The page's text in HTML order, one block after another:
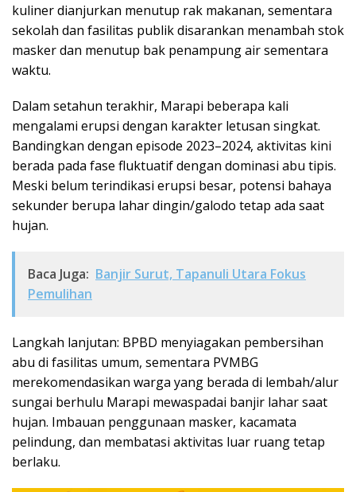
kuliner dianjurkan menutup rak makanan, sementara
sekolah dan fasilitas publik disarankan menambah stok
masker dan menutup bak penampung air sementara
waktu.
Dalam setahun terakhir, Marapi beberapa kali
mengalami erupsi dengan karakter letusan singkat.
Bandingkan dengan episode 2023–2024, aktivitas kini
berada pada fase fluktuatif dengan dominasi abu tipis.
Meski belum terindikasi erupsi besar, potensi bahaya
sekunder berupa lahar dingin/galodo tetap ada saat
hujan.
Baca Juga: Banjir Surut, Tapanuli Utara Fokus
Pemulihan
Langkah lanjutan: BPBD menyiagakan pembersihan
abu di fasilitas umum, sementara PVMBG
merekomendasikan warga yang berada di lembah/alur
sungai berhulu Marapi mewaspadai banjir lahar saat
hujan. Imbauan penggunaan masker, kacamata
pelindung, dan membatasi aktivitas luar ruang tetap
berlaku.